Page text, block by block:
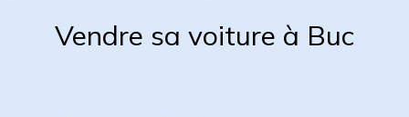
Vendre sa voiture à Buc